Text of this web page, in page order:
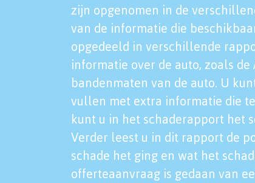
zijn opgenomen in de
van de informatie die
opgedeeld in verschillende
informatie over de auto, zoals
bandenmaten van de auto. U
vullen met extra informatie die
kunt u in het schaderapport het
Verder leest u in dit rapport de
schade het ging en wat het
offerteaanvraag is gedaan van